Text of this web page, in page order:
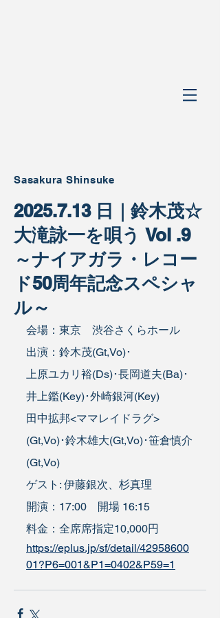
Sasakura Shinsuke
2025.7.13 日｜鈴木茂☆
大滝詠一を唄う Vol .9
～ナイアガラ・レコー
ド50周年記念スペシャ
ル～
会場：東京　渋谷さくらホール
出演：鈴木茂(Gt,Vo)･
上原ユカリ裕(Ds)･長岡道夫(Ba)･
井上鑑(Key)･外崎銀河(Key)
田中拡邦<ママレイドラグ>
(Gt,Vo)･鈴木雄大(Gt,Vo)･笹倉慎介
(Gt,Vo)
ゲスト: 伊藤銀次、杉真理
開演：17:00　開場 16:15
料金：全席席指定10,000円
https://eplus.jp/sf/detail/42958600
01?P6=001&P1=0402&P59=1